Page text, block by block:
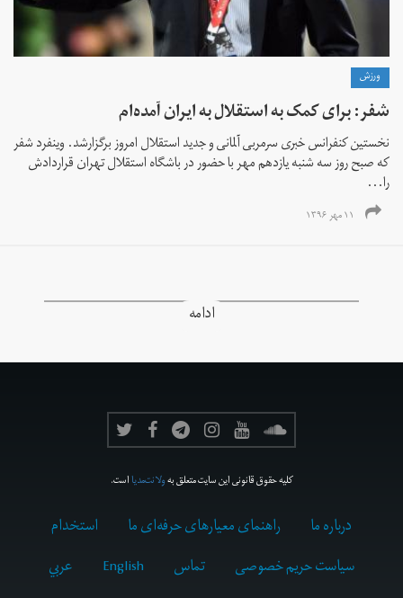
ورزش
شفر: برای کمک به استقلال به ایران آمده‌ام
نخستین کنفرانس خبری سرمربی آلمانی و جدید استقلال امروز برگزارشد. وینفرد شفر
که صبح روز سه شنبه یازدهم مهر با حضور در باشگاه استقلال تهران قراردادش
را...
۱۱ مهر ۱۳۹۶
ادامه
کلیه حقوق قانونی این سایت متعلق بهولانت‌مدیااست.
درباره ما راهنمای معیارهای حرفه‌ای ما
استخدام
سیاست حریم خصوصی
تماس English
عربي